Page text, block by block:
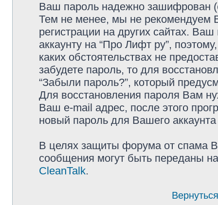
Ваш пароль надежно зашифрован
Тем не менее, мы не рекомендуем
регистрации на других сайтах.
аккаунту на “Про Лифт ру”,
каких обстоятельствах не
забудете пароль, то для
“Забыли пароль?”, который
Для восстановления пароля Вам
Ваш e-mail адрес, после этого
новый пароль для Вашего
В целях защиты форума от спама
сообщения могут быть переданы
CleanTalk.